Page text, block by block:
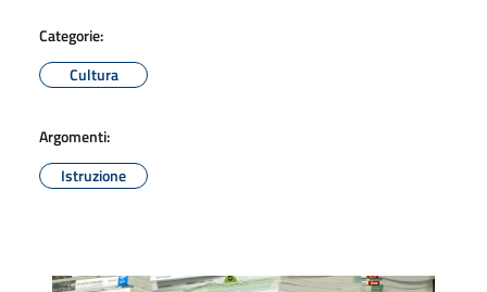
Categorie:
Cultura
Argomenti:
Istruzione